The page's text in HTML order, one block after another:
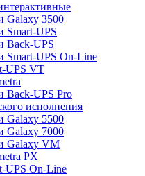
Galaxy 3500
Smart-UPS
Back-UPS
Smart-UPS On-Line
UPS VT
Back-UPS Pro
исполнения
Galaxy 5500
Galaxy 7000
Galaxy VM
PX
UPS On-Line